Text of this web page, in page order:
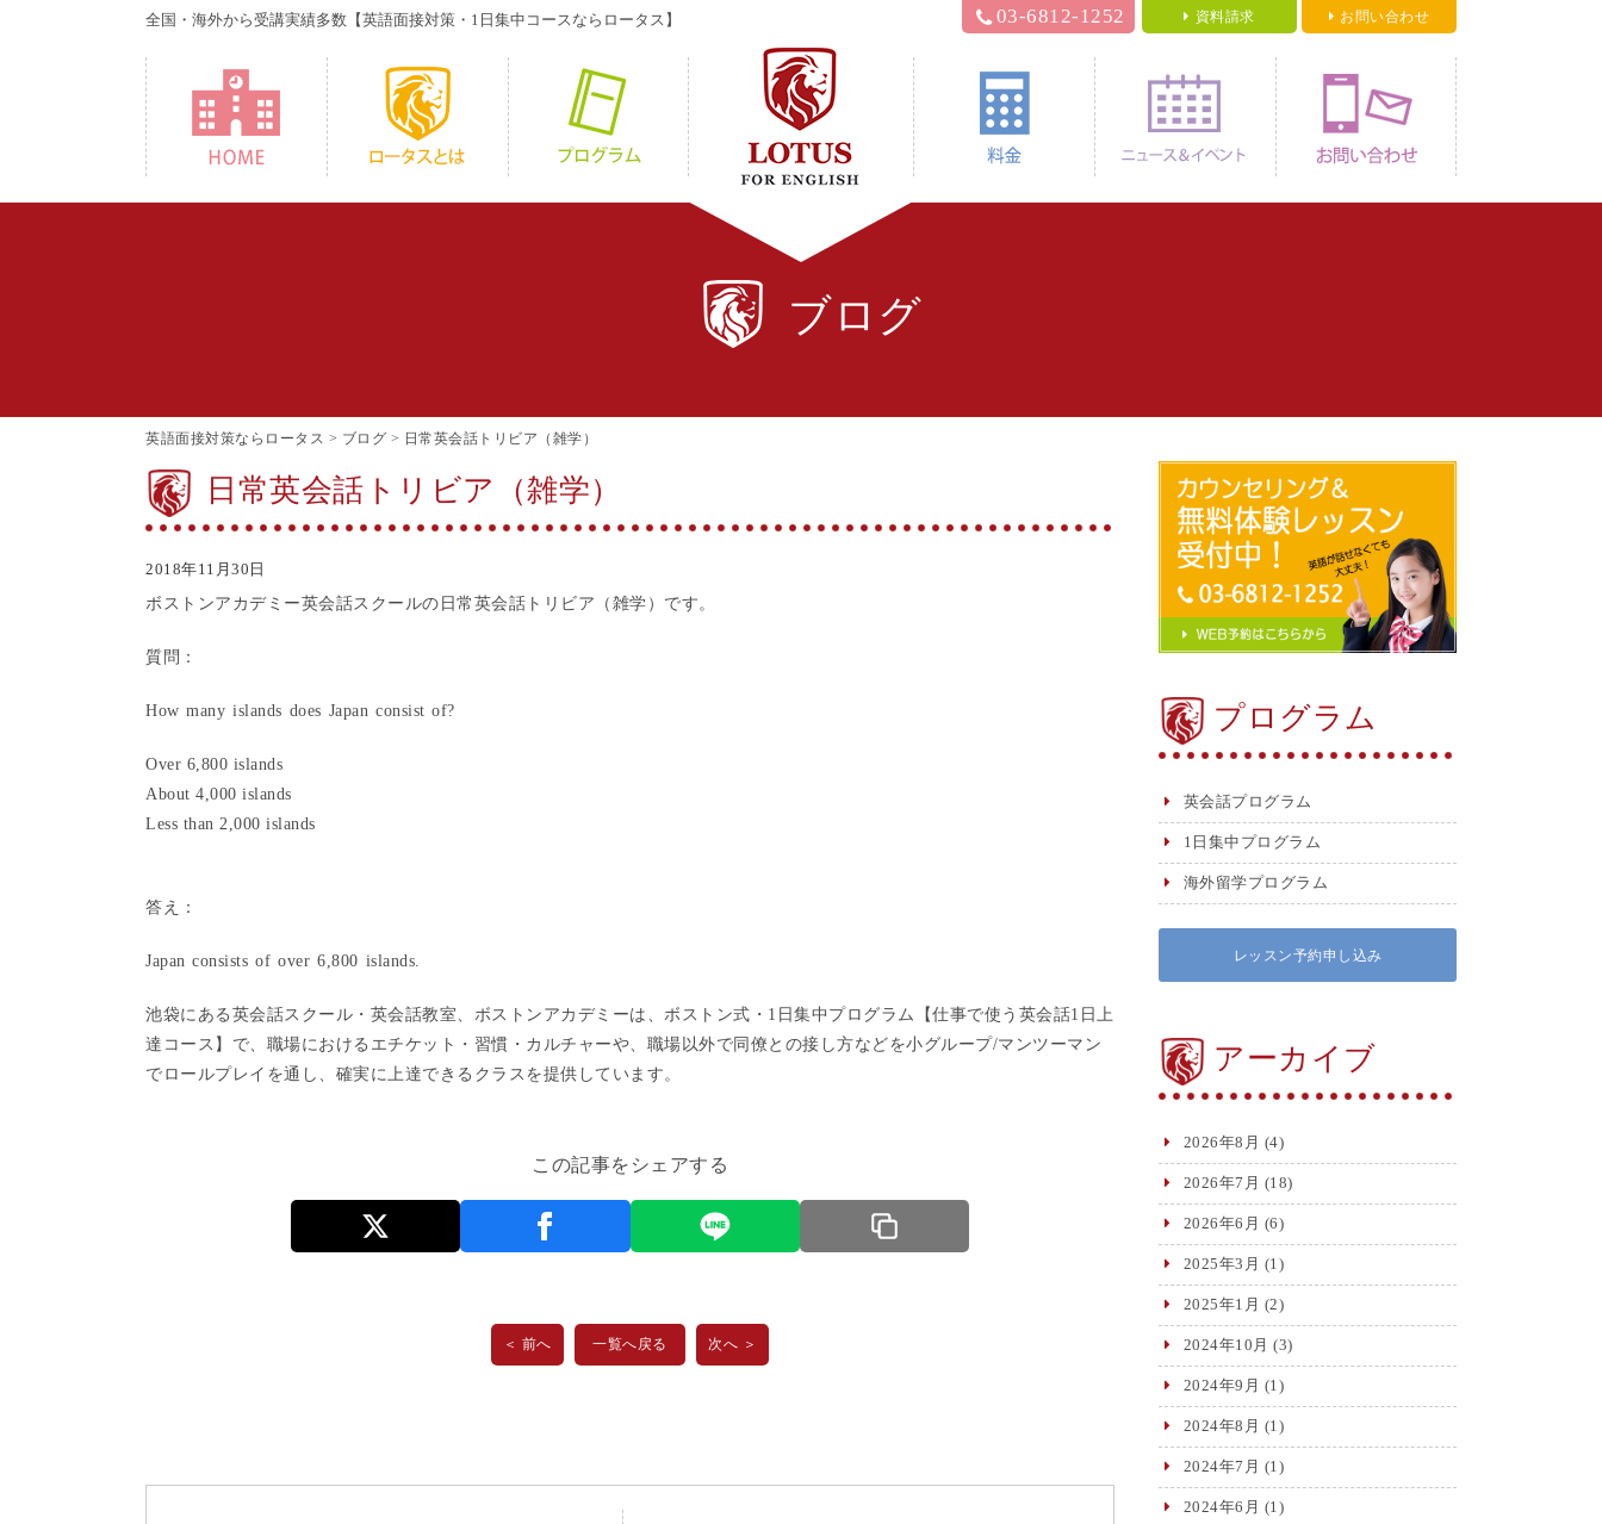
全国・海外から受講実績多数 【英語面接対策・1日集中コースならロータス】 03-6812-1252 資料請求 お問い合わせ
HOME Whyロータス？ プログラム 料金 ニュース＆イベント お問い合わせ
ブログ
英語面接対策ならロータス > ブログ > 日常英会話トリビア（雑学）
日常英会話トリビア（雑学）
2018年11月30日
ボストンアカデミー英会話スクールの日常英会話トリビア（雑学）です。
質問：
How many islands does Japan consist of?
Over 6,800 islands
About 4,000 islands
Less than 2,000 islands
答え：
Japan consists of over 6,800 islands.
池袋にある英会話スクール・英会話教室、ボストンアカデミーは、ボストン式・1日集中プログラム【仕事で使う英会話1日上
達コース】で、職場におけるエチケット・習慣・カルチャーや、職場以外で同僚との接し方などを小グループ/マンツーマン
でロールプレイを通し、確実に上達できるクラスを提供しています。
この記事をシェアする
＜ 前へ 一覧へ戻る 次へ ＞
プログラム
英会話プログラム
1日集中プログラム
海外留学プログラム
レッスン予約申し込み
アーカイブ
2026年8月 (4)
2026年7月 (18)
2026年6月 (6)
2025年3月 (1)
2025年1月 (2)
2024年10月 (3)
2024年9月 (1)
2024年8月 (1)
2024年7月 (1)
2024年6月 (1)